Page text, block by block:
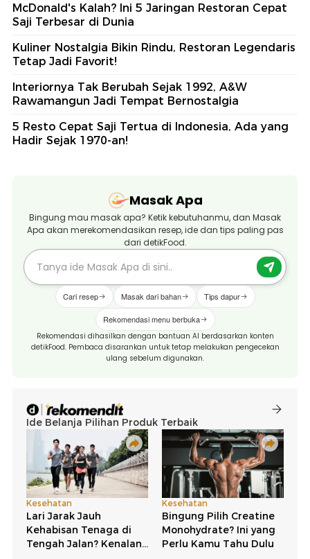
McDonald's Kalah? Ini 5 Jaringan Restoran Cepat
Saji Terbesar di Dunia
Kuliner Nostalgia Bikin Rindu, Restoran Legendaris
Tetap Jadi Favorit!
Interiornya Tak Berubah Sejak 1992, A&W
Rawamangun Jadi Tempat Bernostalgia
5 Resto Cepat Saji Tertua di Indonesia, Ada yang
Hadir Sejak 1970-an!
Masak Apa
Bingung mau masak apa? Ketik kebutuhanmu, dan Masak
Apa akan merekomendasikan resep, ide dan tips paling pas
dari detikFood.
Cari resep Masak dari bahan Tips dapur
Rekomendasi menu berbuka
Rekomendasi dihasilkan dengan bantuan AI berdasarkan konten
detikFood. Pembaca disarankan untuk tetap melakukan pengecekan
ulang sebelum digunakan.